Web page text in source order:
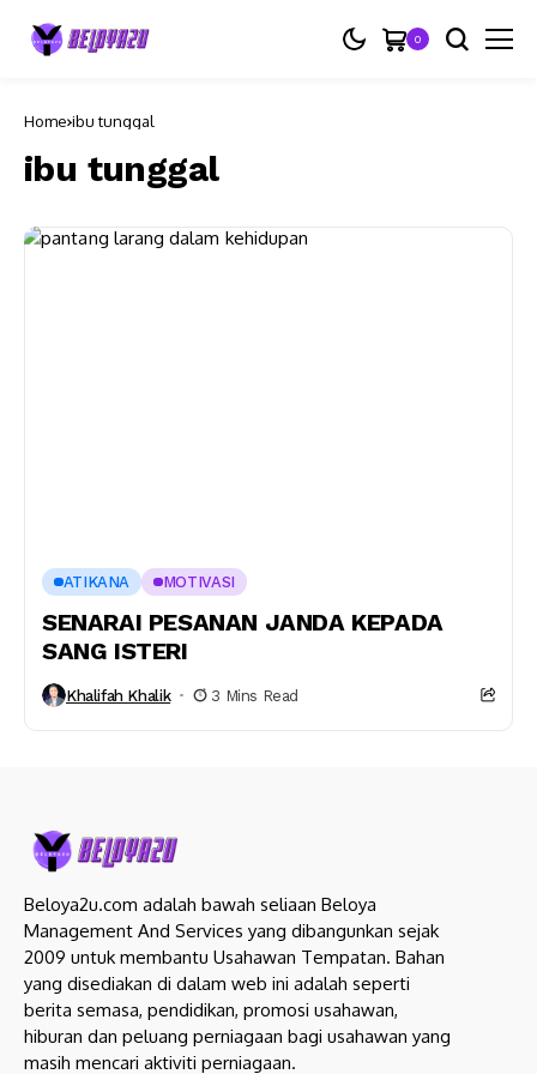
0
Home ibu tunggal
ibu tunggal
ATIKANA MOTIVASI
SENARAI PESANAN JANDA KEPADA
SANG ISTERI
Khalifah Khalik 3 Mins Read
Beloya2u.com adalah bawah seliaan Beloya
Management And Services yang dibangunkan sejak
2009 untuk membantu Usahawan Tempatan. Bahan
yang disediakan di dalam web ini adalah seperti
berita semasa, pendidikan, promosi usahawan,
hiburan dan peluang perniagaan bagi usahawan yang
masih mencari aktiviti perniagaan.